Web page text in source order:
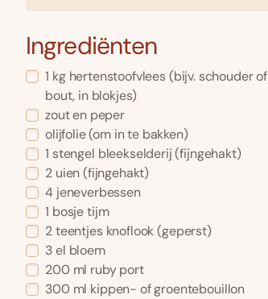
Ingrediënten
1 kg hertenstoofvlees(bijv. schouder of
bout, in blokjes)
zout en peper
olijfolie(om in te bakken)
1 stengel bleekselderij(fijngehakt)
2 uien(fijngehakt)
4 jeneverbessen
1 bosjetijm
2teentjes knoflook(geperst)
3el bloem
200 ml ruby port
300 ml kippen- of groentebouillon